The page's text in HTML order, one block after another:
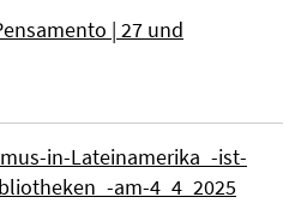
| 27 und
in-Lateinamerika_-ist-
am-4_4_2025